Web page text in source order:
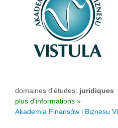
domaines d'études: juridiques
plus d'informations »
Akademia Finansów i Biznesu